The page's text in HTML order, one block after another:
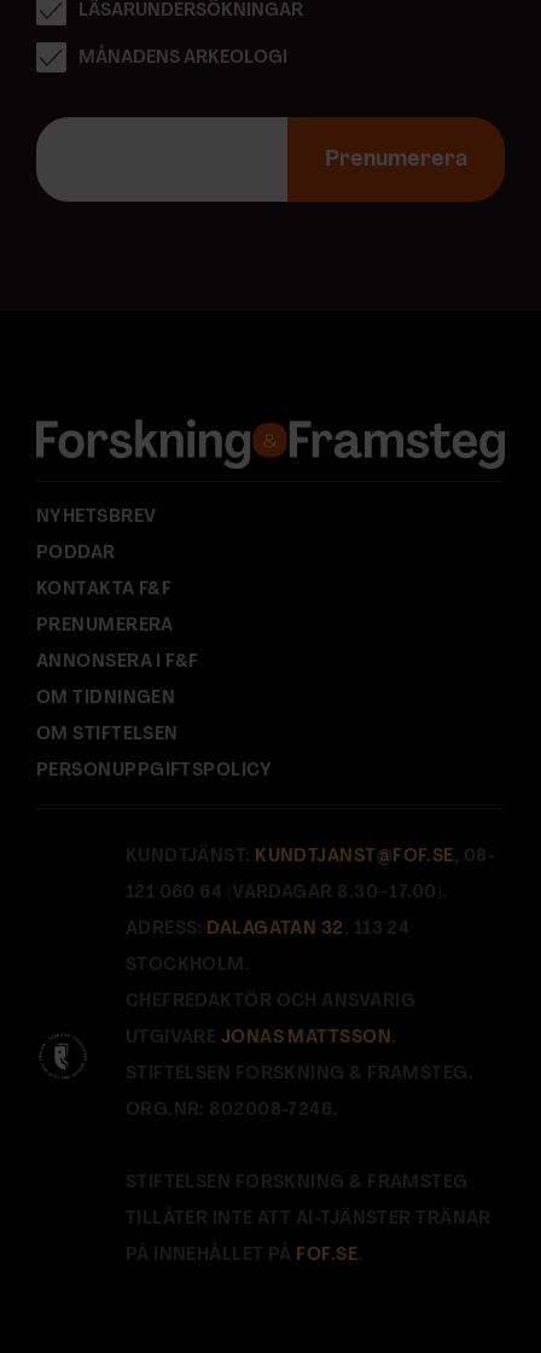
LÄSARUNDERSÖKNINGAR
MÅNADENS ARKEOLOGI
E
p
s
:
Prenumerera
NYHETSBREV
PODDAR
KONTAKTA F&F
PRENUMERERA
ANNONSERA I F&F
OM TIDNINGEN
OM STIFTELSEN
PERSONUPPGIFTSPOLICY
KUNDTJÄNST: KUNDTJANST@FOF.SE , 08-
121 060 64 (VARDAGAR 8.30–17.00).
ADRESS: DALAGATAN 32 , 113 24
STOCKHOLM.
CHEFREDAKTÖR OCH ANSVARIG
UTGIVARE JONAS MATTSSON .
STIFTELSEN FORSKNING & FRAMSTEG.
ORG.NR: 802008-7246.
STIFTELSEN FORSKNING & FRAMSTEG
TILLÅTER INTE ATT AI-TJÄNSTER TRÄNAR
PÅ INNEHÅLLET PÅ FOF.SE.